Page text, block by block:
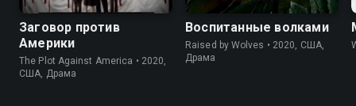
Заговор против
Америки
The Plot Against America • 2020,
США, Драма
Воспитанные волками
Raised by Wolves • 2020, США,
Драма